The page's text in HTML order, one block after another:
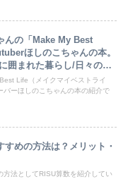
んの「Make My Best
ほしのこちゃんの本。
囲まれた暮らし/日々の工
Life（メイクマイベストライ
バーほしのこちゃんの本の紹介で
めの方法は？メリット・
法としてRISU算数を紹介してい